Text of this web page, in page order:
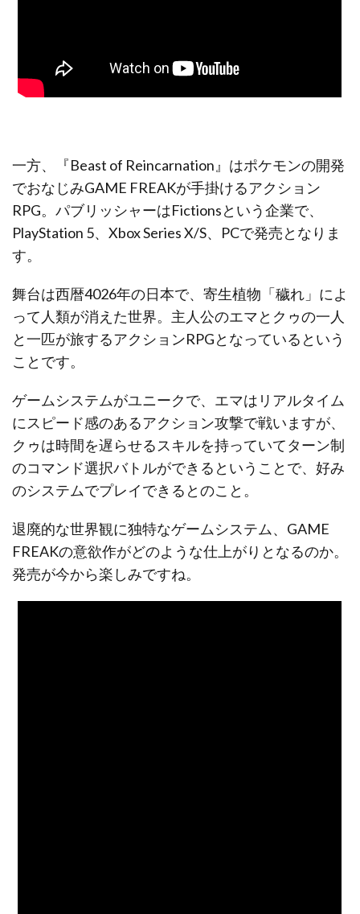
一方、『Beast of Reincarnation』はポケモンの開発
でおなじみGAME FREAKが手掛けるアクション
RPG。パブリッシャーはFictionsという企業で、
PlayStation 5、Xbox Series X/S、PCで発売となりま
す。
舞台は西暦4026年の日本で、寄生植物「穢れ」によ
って人類が消えた世界。主人公のエマとクゥの一人
と一匹が旅するアクションRPGとなっているという
ことです。
ゲームシステムがユニークで、エマはリアルタイム
にスピード感のあるアクション攻撃で戦いますが、
クゥは時間を遅らせるスキルを持っていてターン制
のコマンド選択バトルができるということで、好み
のシステムでプレイできるとのこと。
退廃的な世界観に独特なゲームシステム、GAME
FREAKの意欲作がどのような仕上がりとなるのか。
発売が今から楽しみですね。